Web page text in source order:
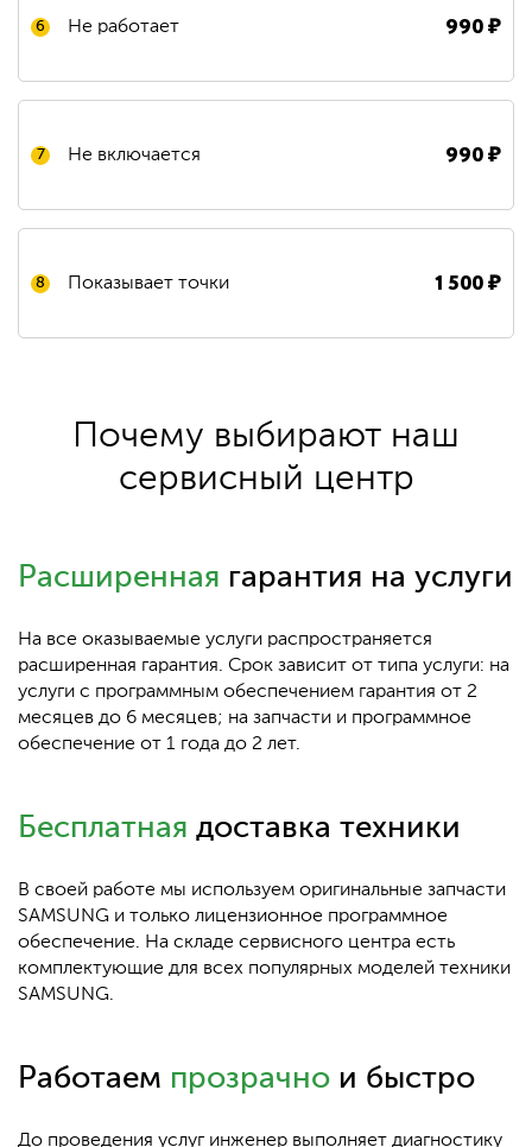
6 Не работает 990₽
7 Не включается 990₽
8 Показывает точки 1 500₽
Почему выбирают наш
сервисный центр
Расширенная гарантия на услуги
На все оказываемые услуги распространяется
расширенная гарантия. Срок зависит от типа услуги: на
услуги с программным обеспечением гарантия от 2
месяцев до 6 месяцев; на запчасти и программное
обеспечение от 1 года до 2 лет.
Бесплатная доставка техники
В своей работе мы используем оригинальные запчасти
SAMSUNG и только лицензионное программное
обеспечение. На складе сервисного центра есть
комплектующие для всех популярных моделей техники
SAMSUNG.
Работаем прозрачно и быстро
До проведения услуг инженер выполняет диагностику